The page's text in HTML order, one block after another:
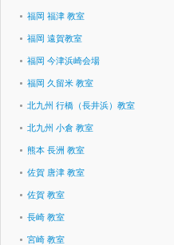
福岡 福津 教室
福岡 遠賀教室
福岡 今津浜崎会場
福岡 久留米 教室
北九州 行橋（長井浜）教室
北九州 小倉 教室
熊本 長洲 教室
佐賀 唐津 教室
佐賀 教室
長崎 教室
宮崎 教室